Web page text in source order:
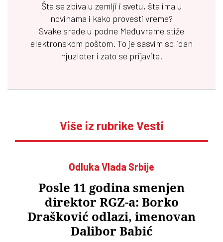
Šta se zbiva u zemlji i svetu, šta ima u
novinama i kako provesti vreme?
Svake srede u podne Međuvreme stiže
elektronskom poštom. To je sasvim solidan
njuzleter i zato se prijavite!
Više iz rubrike Vesti
Odluka Vlada Srbije
Posle 11 godina smenjen
direktor RGZ-a: Borko
Drašković odlazi, imenovan
Dalibor Babić